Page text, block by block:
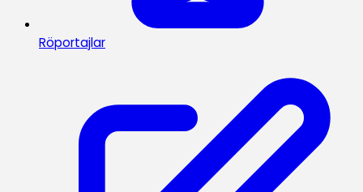
Röportajlar